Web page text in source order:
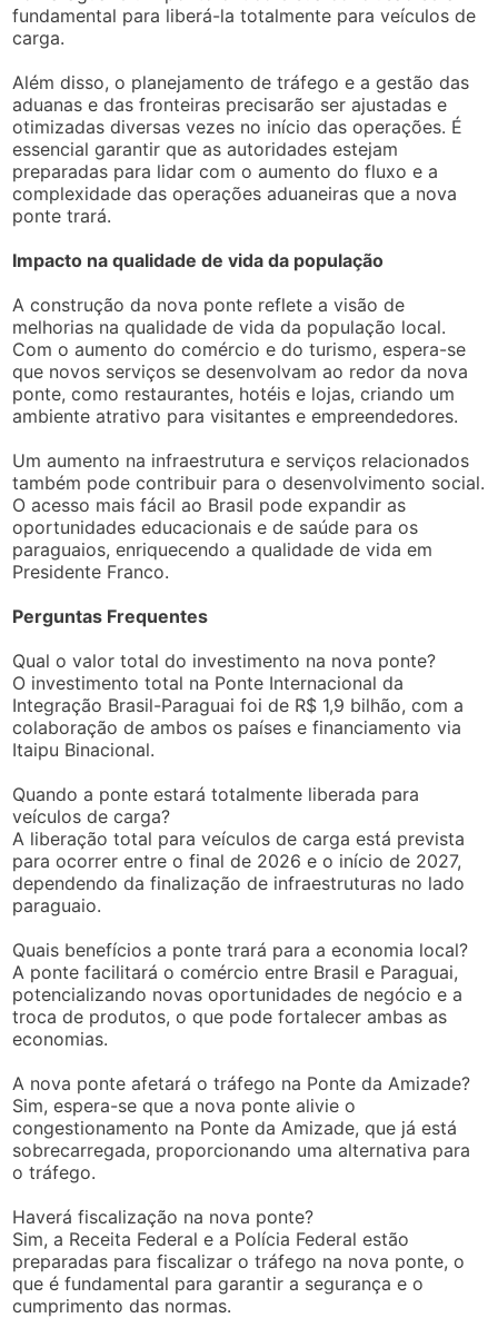
fundamental para liberá-la totalmente para veículos de
carga.
Além disso, o planejamento de tráfego e a gestão das
aduanas e das fronteiras precisarão ser ajustadas e
otimizadas diversas vezes no início das operações. É
essencial garantir que as autoridades estejam
preparadas para lidar com o aumento do fluxo e a
complexidade das operações aduaneiras que a nova
ponte trará.
Impacto na qualidade de vida da população
A construção da nova ponte reflete a visão de
melhorias na qualidade de vida da população local.
Com o aumento do comércio e do turismo, espera-se
que novos serviços se desenvolvam ao redor da nova
ponte, como restaurantes, hotéis e lojas, criando um
ambiente atrativo para visitantes e empreendedores.
Um aumento na infraestrutura e serviços relacionados
também pode contribuir para o desenvolvimento social.
O acesso mais fácil ao Brasil pode expandir as
oportunidades educacionais e de saúde para os
paraguaios, enriquecendo a qualidade de vida em
Presidente Franco.
Perguntas Frequentes
Qual o valor total do investimento na nova ponte?
O investimento total na Ponte Internacional da
Integração Brasil-Paraguai foi de R$ 1,9 bilhão, com a
colaboração de ambos os países e financiamento via
Itaipu Binacional.
Quando a ponte estará totalmente liberada para
veículos de carga?
A liberação total para veículos de carga está prevista
para ocorrer entre o final de 2026 e o início de 2027,
dependendo da finalização de infraestruturas no lado
paraguaio.
Quais benefícios a ponte trará para a economia local?
A ponte facilitará o comércio entre Brasil e Paraguai,
potencializando novas oportunidades de negócio e a
troca de produtos, o que pode fortalecer ambas as
economias.
A nova ponte afetará o tráfego na Ponte da Amizade?
Sim, espera-se que a nova ponte alivie o
congestionamento na Ponte da Amizade, que já está
sobrecarregada, proporcionando uma alternativa para
o tráfego.
Haverá fiscalização na nova ponte?
Sim, a Receita Federal e a Polícia Federal estão
preparadas para fiscalizar o tráfego na nova ponte, o
que é fundamental para garantir a segurança e o
cumprimento das normas.